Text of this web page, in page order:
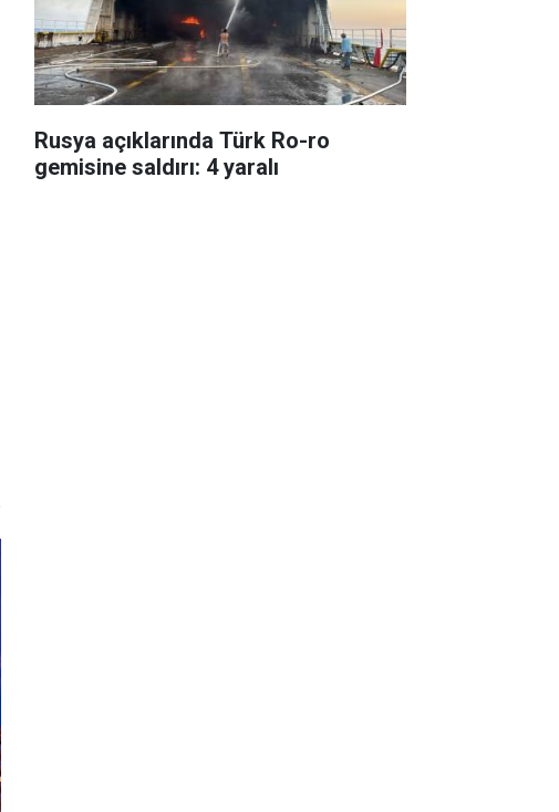
Rusya açıklarında Türk Ro-ro
gemisine saldırı: 4 yaralı